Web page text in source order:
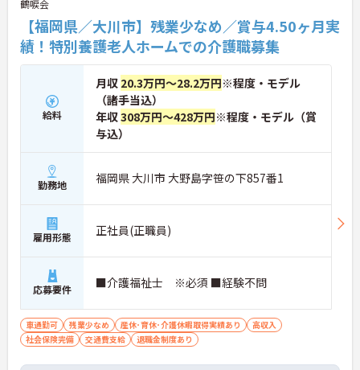
鶴唳会
【福岡県／大川市】残業少なめ／賞与4.50ヶ月実
績！特別養護老人ホームでの介護職募集
給料
月収 20.3万円～28.2万円※程度・モデル
（諸手当込）
年収308万円～428万円※程度・モデル（賞
与込）
勤務地 福岡県 大川市 大野島字笹の下857番1
雇用形態 正社員(正職員)
応募要件 ■介護福祉士 ※必須 ■経験不問
車通勤可 残業少なめ 産休･育休･介護休暇取得実績あり
高収入
社会保険完備
交通費支給 退職金制度あり